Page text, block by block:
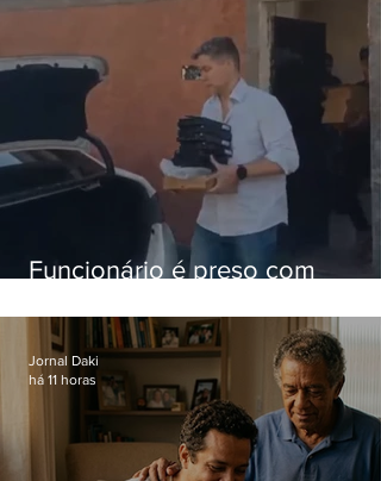
Funcionário é preso com
Hospital do Andaraí
Jornal Daki
há 11 horas